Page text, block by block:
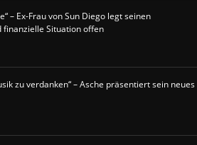
– Ex-Frau von Sun Diego legt seinen
finanzielle Situation offen
zu verdanken“ – Asche präsentiert sein neues